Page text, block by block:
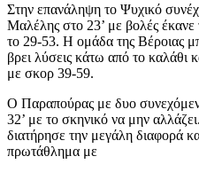
Στην επανάληψη τo Ψυχικό
Μαλέλης στο 23’ με βολές
το 29-53. Η ομάδα της Βέροιας
βρει λύσεις κάτω από το καλάθι
με σκορ 39-59.
Ο Παραπούρας με δυο
32’ με το σκηνικό να μην
διατήρησε την μεγάλη διαφορά
πρωτάθλημα με